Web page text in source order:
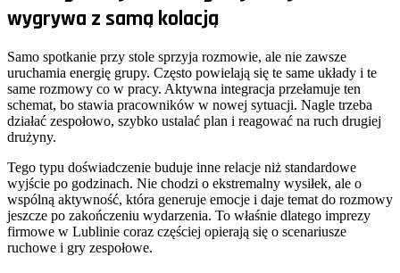
wygrywa z samą kolacją
Samo spotkanie przy stole sprzyja rozmowie, ale nie zawsze
uruchamia energię grupy. Często powielają się te same układy i te
same rozmowy co w pracy. Aktywna integracja przełamuje ten
schemat, bo stawia pracowników w nowej sytuacji. Nagle trzeba
działać zespołowo, szybko ustalać plan i reagować na ruch drugiej
drużyny.
Tego typu doświadczenie buduje inne relacje niż standardowe
wyjście po godzinach. Nie chodzi o ekstremalny wysiłek, ale o
wspólną aktywność, która generuje emocje i daje temat do rozmowy
jeszcze po zakończeniu wydarzenia. To właśnie dlatego imprezy
firmowe w Lublinie coraz częściej opierają się o scenariusze
ruchowe i gry zespołowe.